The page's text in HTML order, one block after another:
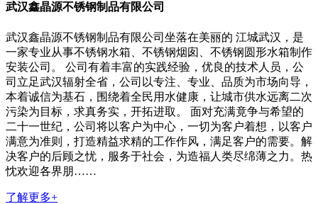
武汉鑫晶源不锈钢制品有限公司
武汉鑫晶源不锈钢制品有限公司坐落在美丽的 江城武汉，是
一家专业从事不锈钢水箱、不锈钢烟囱、不锈钢圆形水箱制作
安装公司。 公司有着丰富的实践经验，优良的技术人员，公
司立足武汉辐射全省，公司以专注、专业、品质为市场向导，
本着诚信为基石，围绕着全民用水健康，让城市供水远离二次
污染为目标，求真务实，开拓进取。 面对充满竟争与希望的
二十一世纪，公司将以客户为中心，一切为客户着想，以客户
满意为准则，打造精益求精的工作作风，满足客户的需要。解
决客户的后顾之忧，服务于社会，为造福人类尽绵薄之力。热
忱欢迎各界朋……
了解更多+